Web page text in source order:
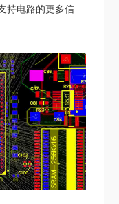
持电路的更多信